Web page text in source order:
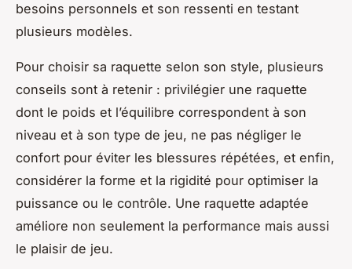
besoins personnels et son ressenti en testant
plusieurs modèles.
Pour choisir sa raquette selon son style, plusieurs
conseils sont à retenir : privilégier une raquette
dont le poids et l’équilibre correspondent à son
niveau et à son type de jeu, ne pas négliger le
confort pour éviter les blessures répétées, et enfin,
considérer la forme et la rigidité pour optimiser la
puissance ou le contrôle. Une raquette adaptée
améliore non seulement la performance mais aussi
le plaisir de jeu.